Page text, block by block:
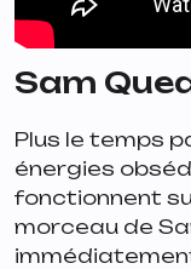
Sam
Plus le temps
énergies
fonctionnent
morceau de